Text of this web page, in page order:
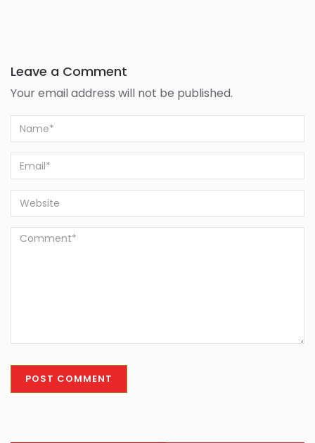
Leave a Comment
Your email address will not be published.